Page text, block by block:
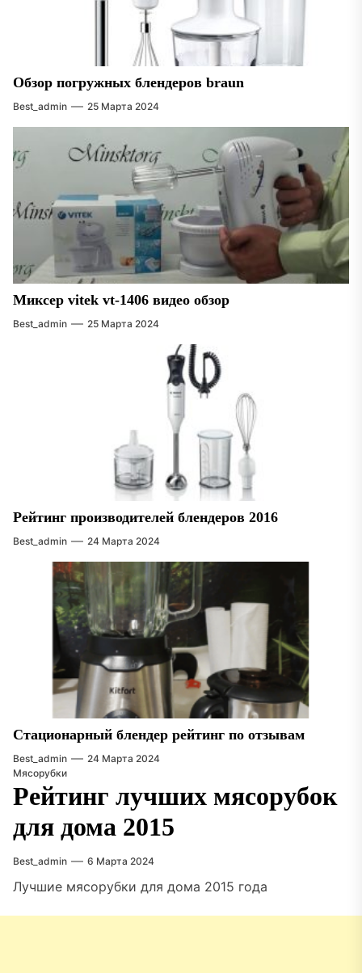
Обзор погружных блендеров braun
Best_admin 25 Марта 2024
Миксер vitek vt-1406 видео обзор
Best_admin 25 Марта 2024
Рейтинг производителей блендеров 2016
Best_admin 24 Марта 2024
Стационарный блендер рейтинг по отзывам
Best_admin
24 Марта 2024
Мясорубки
Рейтинг лучших мясорубок
для дома 2015
Best_admin 6 Марта 2024
Лучшие мясорубки для дома 2015 года